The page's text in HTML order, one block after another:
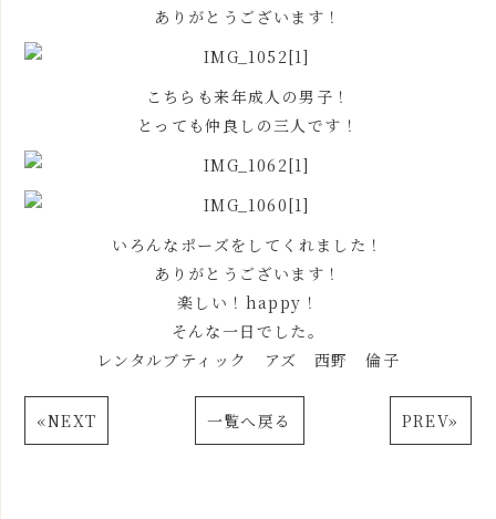
ありがとうございます！
こちらも来年成人の男子！
とっても仲良しの三人です！
いろんなポーズをしてくれました！
ありがとうございます！
楽しい！happy！
そんな一日でした。
レンタルブティック アズ 西野 倫子
«NEXT 一覧へ戻る PREV»